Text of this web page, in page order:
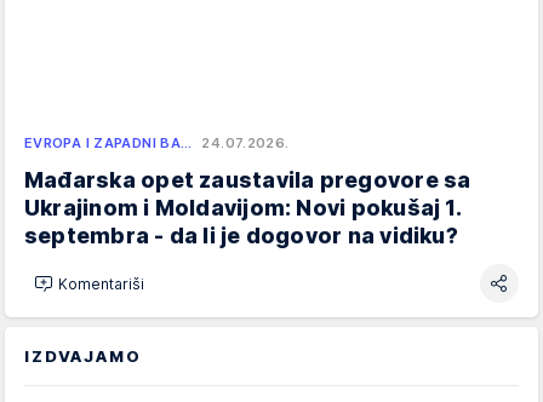
EVROPA I ZAPADNI BA… 24.07.2026.
Mađarska opet zaustavila pregovore sa
Ukrajinom i Moldavijom: Novi pokušaj 1.
septembra - da li je dogovor na vidiku?
Komentariši
IZDVAJAMO